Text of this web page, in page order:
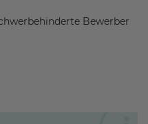
Bewerber